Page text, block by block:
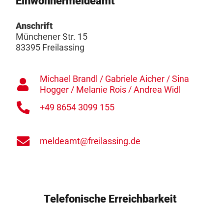
Anschrift
Münchener Str. 15
83395 Freilassing
Michael Brandl / Gabriele Aicher / Sina
Hogger / Melanie Rois / Andrea Widl
+49 8654 3099 155
meldeamt@freilassing.de
Telefonische Erreichbarkeit